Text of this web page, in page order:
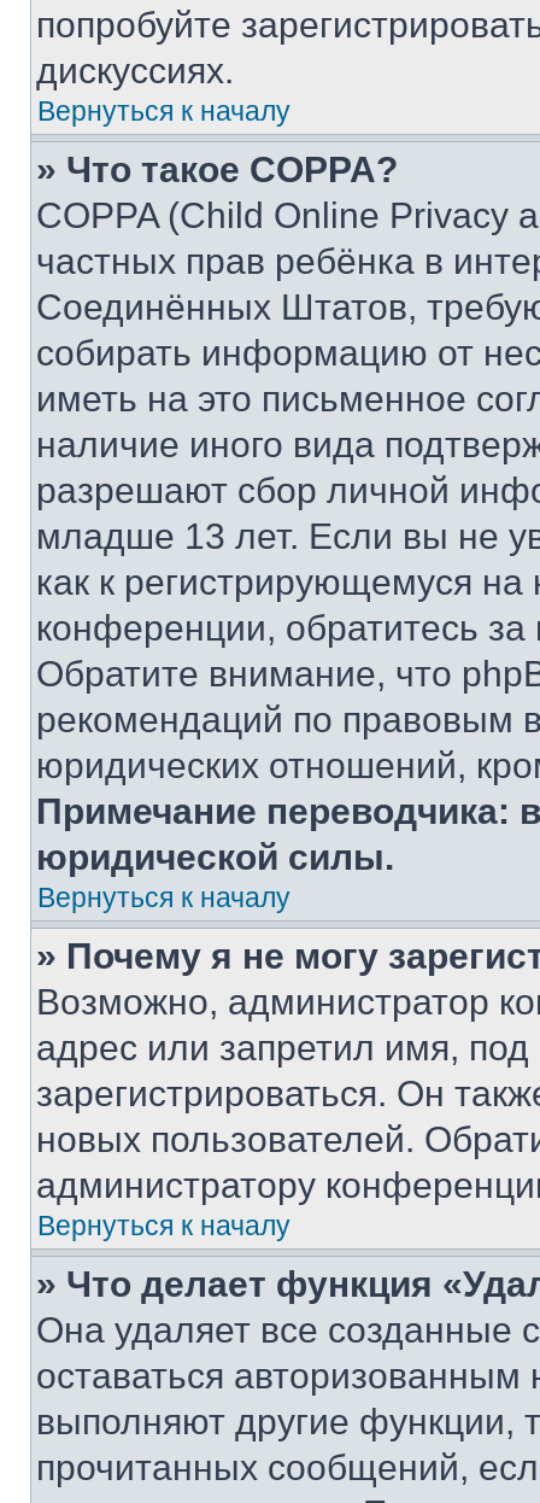
попробуйте
дискуссиях.
Вернуться к началу
» Что такое COPPA?
COPPA (Child Online Privacy
частных прав ребёнка в
Соединённых Штатов,
собирать информацию от
иметь на это письменное
наличие иного вида
разрешают сбор личной
младше 13 лет. Если вы не
как к регистрирующемуся
конференции, обратитесь
Обратите внимание, что
рекомендаций по правовым
юридических отношений,
Примечание переводчика:
юридической силы.
Вернуться к началу
» Почему я не могу
Возможно, администратор
адрес или запретил имя,
зарегистрироваться. Он
новых пользователей.
администратору
Вернуться к началу
» Что делает функция
Она удаляет все созданные
оставаться
выполняют другие функции,
прочитанных сообщений,